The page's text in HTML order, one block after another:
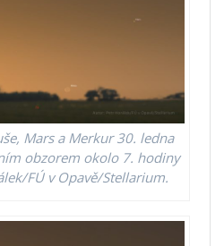
Mars a Merkur 30. ledna
obzorem okolo 7. hodiny
FÚ v Opavě/Stellarium.